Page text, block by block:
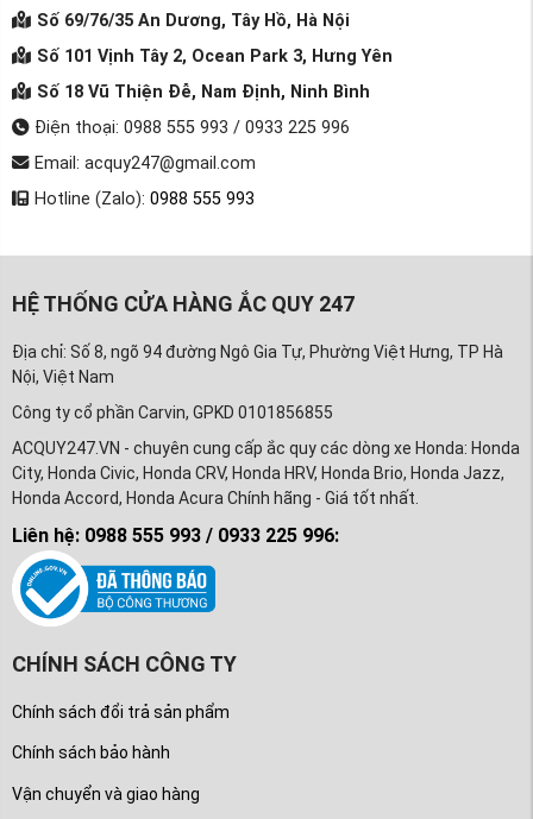
Số 69/76/35 An Dương, Tây Hồ, Hà Nội
Số 101 Vịnh Tây 2, Ocean Park 3, Hưng Yên
Số 18 Vũ Thiện Đễ, Nam Định, Ninh Bình
Điện thoại: 0988 555 993 / 0933 225 996
Email: acquy247@gmail.com
Hotline (Zalo): 0988 555 993
HỆ THỐNG CỬA HÀNG ẮC QUY 247
Địa chỉ: Số 8, ngõ 94 đường Ngô Gia Tự, Phường Việt Hưng, TP Hà
Nội, Việt Nam
Công ty cổ phần Carvin, GPKD 0101856855
ACQUY247.VN - chuyên cung cấp ắc quy các dòng xe Honda: Honda
City, Honda Civic, Honda CRV, Honda HRV, Honda Brio, Honda Jazz,
Honda Accord, Honda Acura Chính hãng - Giá tốt nhất.
Liên hệ: 0988 555 993 / 0933 225 996:
CHÍNH SÁCH CÔNG TY
Chính sách đổi trả sản phẩm
Chính sách bảo hành
Vận chuyển và giao hàng